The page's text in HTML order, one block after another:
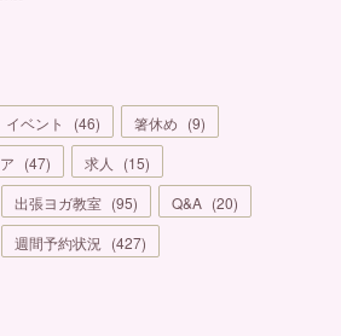
イベント (46) 箸休め (9)
(47) 求人 (15)
出張ヨガ教室 (95) Q&A (20)
週間予約状況 (427)